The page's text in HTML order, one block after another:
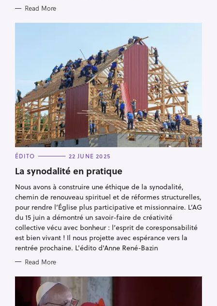
Read More
C
T
E
O
I
E
S
ÉDITO 22 JUNE 2025
La synodalité en pratique
Nous avons à construire une éthique de la synodalité,
chemin de renouveau spirituel et de réformes structurelles,
pour rendre l’Église plus participative et missionnaire. L’AG
du 15 juin a démontré un savoir-faire de créativité
collective vécu avec bonheur : l’esprit de coresponsabilité
est bien vivant ! Il nous projette avec espérance vers la
rentrée prochaine. L'édito d'Anne René-Bazin
Read More